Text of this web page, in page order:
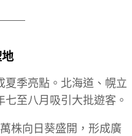
夏季亮點。北海道、幌立
至八月吸引大批遊客。
株向日葵盛開，形成廣